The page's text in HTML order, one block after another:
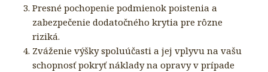
Presné pochopenie podmienok poistenia a
zabezpečenie dodatočného krytia pre rôzne
riziká.
Zváženie výšky spoluúčasti a jej vplyvu na vašu
schopnosť pokryť náklady na opravy v prípade